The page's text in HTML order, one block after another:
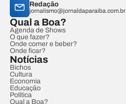
Redação
jornalismo@jornaldaparaiba.com.br
Qual a Boa?
Agenda de Shows
O que fazer?
Onde comer e beber?
Onde ficar?
Notícias
Bichos
Cultura
Economia
Educação
Política
Qual a Boa?